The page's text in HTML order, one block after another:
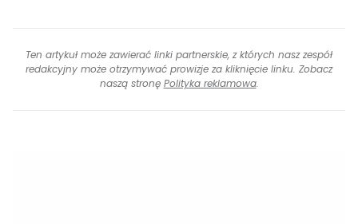
Ten artykuł może zawierać linki partnerskie, z których nasz zespół
redakcyjny może otrzymywać prowizje za kliknięcie linku. Zobacz
naszą stronę Polityka reklamowa.